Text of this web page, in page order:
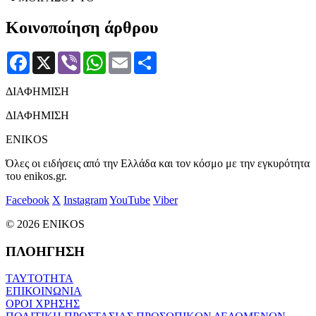
Κοινοποίηση άρθρου
Facebook
X Viber WhatsApp
Email
ΔΙΑΦΗΜΙΣΗ
ΔΙΑΦΗΜΙΣΗ
ENIKOS
Όλες οι ειδήσεις από την Ελλάδα και τον κόσμο με την εγκυρότητα
του enikos.gr.
Facebook X InstagramYouTube Viber
© 2026 ENIKOS
ΠΛΟΗΓΗΣΗ
ΤΑΥΤΟΤΗΤΑ
ΕΠΙΚΟΙΝΩΝΙΑ
ΟΡΟΙ ΧΡΗΣΗΣ